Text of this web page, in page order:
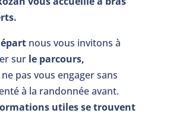
nous vous invitons à
sur le parcours,
pas vous engager sans
à la randonnée avant.
utiles se trouvent